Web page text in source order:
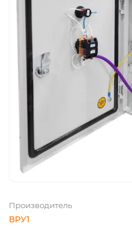
Производитель
ВРУ1